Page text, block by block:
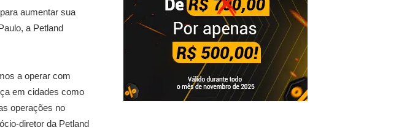
aumentar sua
a Petland
a operar com
em cidades como
operações no
diretor da Petland